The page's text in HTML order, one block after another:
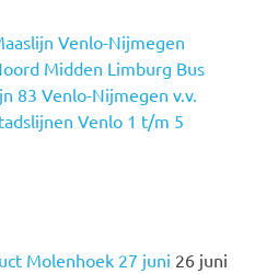
Venlo-Nijmegen
Midden Limburg Bus
83 Venlo-Nijmegen v.v.
Venlo 1 t/m 5
Molenhoek 27 juni 26 juni